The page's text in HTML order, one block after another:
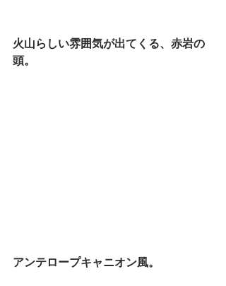
火山らしい雰囲気が出てくる、赤岩の
頭。
アンテロープキャニオン風。